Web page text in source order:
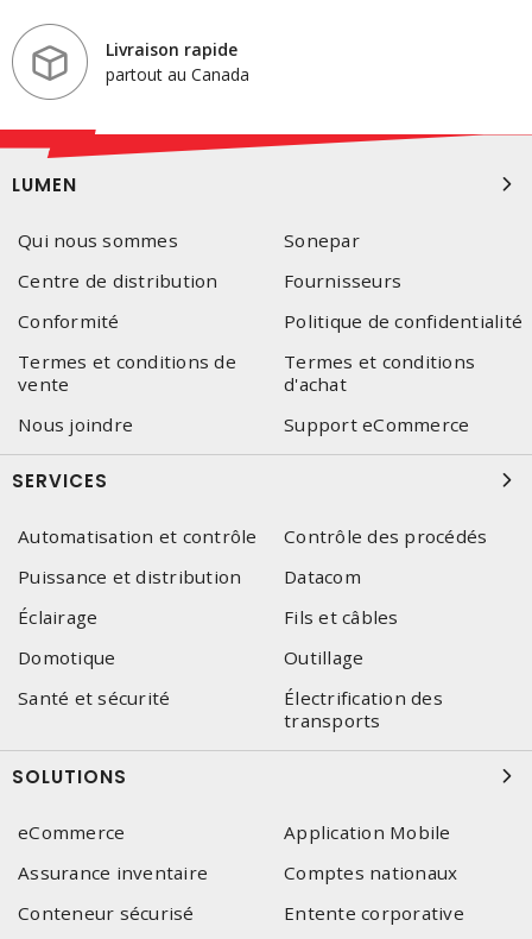
Livraison rapide
partout au Canada
LUMEN
Qui nous sommes
Sonepar
Centre de distribution
Fournisseurs
Conformité
Politique de confidentialité
Termes et conditions de
vente
Termes et conditions
d'achat
Nous joindre
Support eCommerce
SERVICES
Automatisation et contrôle
Contrôle des procédés
Puissance et distribution
Datacom
Éclairage
Fils et câbles
Domotique
Outillage
Santé et sécurité
Électrification des
transports
SOLUTIONS
eCommerce
Application Mobile
Assurance inventaire
Comptes nationaux
Conteneur sécurisé
Entente corporative